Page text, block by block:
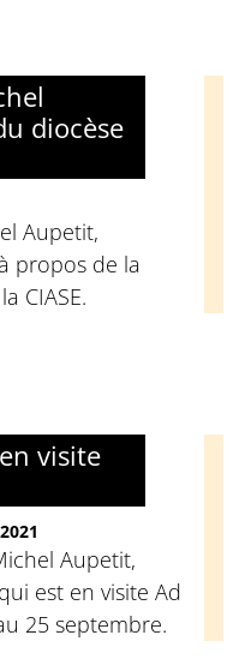
diocèse
Aupetit,
propos de la
CIASE.
visite
Aupetit,
est en visite Ad
25 septembre.